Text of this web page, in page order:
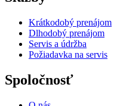
Krátkodobý prenájom
Dlhodobý prenájom
Servis a údržba
Požiadavka na servis
Spoločnosť